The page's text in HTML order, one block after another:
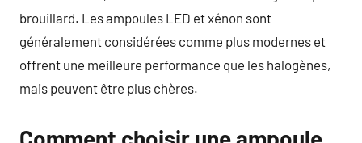
brouillard. Les ampoules LED et xénon sont
généralement considérées comme plus modernes et
offrent une meilleure performance que les halogènes,
mais peuvent être plus chères.